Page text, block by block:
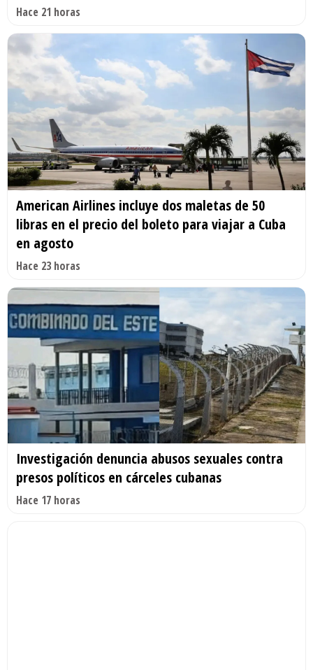
Hace 21 horas
American Airlines incluye dos maletas de 50
libras en el precio del boleto para viajar a Cuba
en agosto
Hace 23 horas
Investigación denuncia abusos sexuales contra
presos políticos en cárceles cubanas
Hace 17 horas